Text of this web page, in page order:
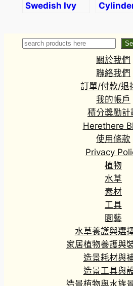
Swedish Ivy
.Var)
Search
關於我們
聯絡我們
訂單/付款/退
我的帳戶
積分獎勵計
Herethere
使用條款
Privacy
植物
水草
素材
工具
園藝
水草養護與選
家居植物養護與
造景耗材與
造景工具與
造景植物與水族